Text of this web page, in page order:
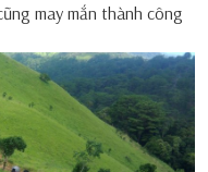
may mắn thành công